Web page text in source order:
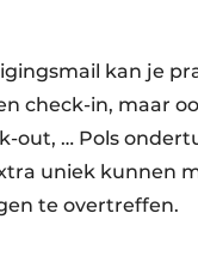
kan je
check-in, maar
out, … Pols
uniek kunnen
te overtreffen.